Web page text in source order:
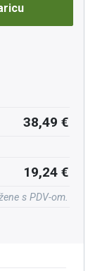
38,49 €
19,24 €
s PDV-om.